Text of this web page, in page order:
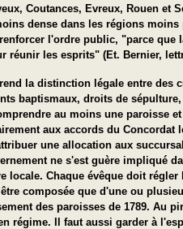
Coutances, Evreux, Rouen et
dense dans les régions
l'ordre public, "parce que
réunir les esprits" (Et. Bernier,
la distinction légale entre des
baptismaux, droits de
au moins une paroisse
aux accords du
une allocation aux
ne s'est guère impliqué
locale. Chaque évêque doit
composée que d'une ou
des paroisses de 1789. Au
régime. Il faut aussi garder à